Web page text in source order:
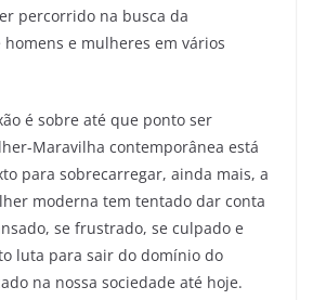
percorrido na busca da
e mulheres em vários
é sobre até que ponto ser
Maravilha contemporânea está
para sobrecarregar, ainda mais, a
moderna tem tentado dar conta
se frustrado, se culpado e
luta para sair do domínio do
na nossa sociedade até hoje.